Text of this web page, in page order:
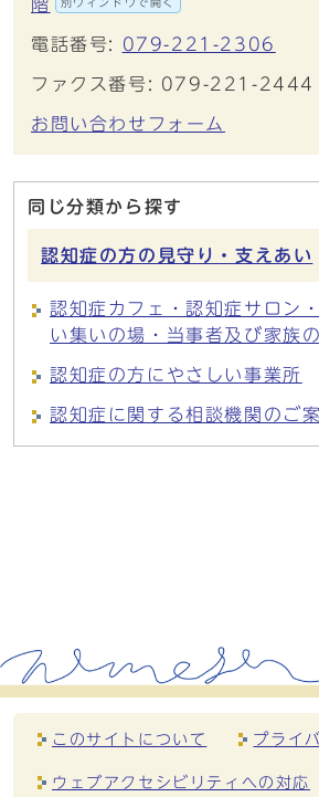
階
電話番号: 079-221-2306
ファクス番号: 079-221-2444
お問い合わせフォーム
同じ分類から探す
認知症の方の見守り・支えあい
認知症カフェ・認知症サロン
い集いの場・当事者及び家族
認知症の方にやさしい事業所
認知症に関する相談機関のご
このサイトについて プライ
ウェブアクセシビリティへの対応